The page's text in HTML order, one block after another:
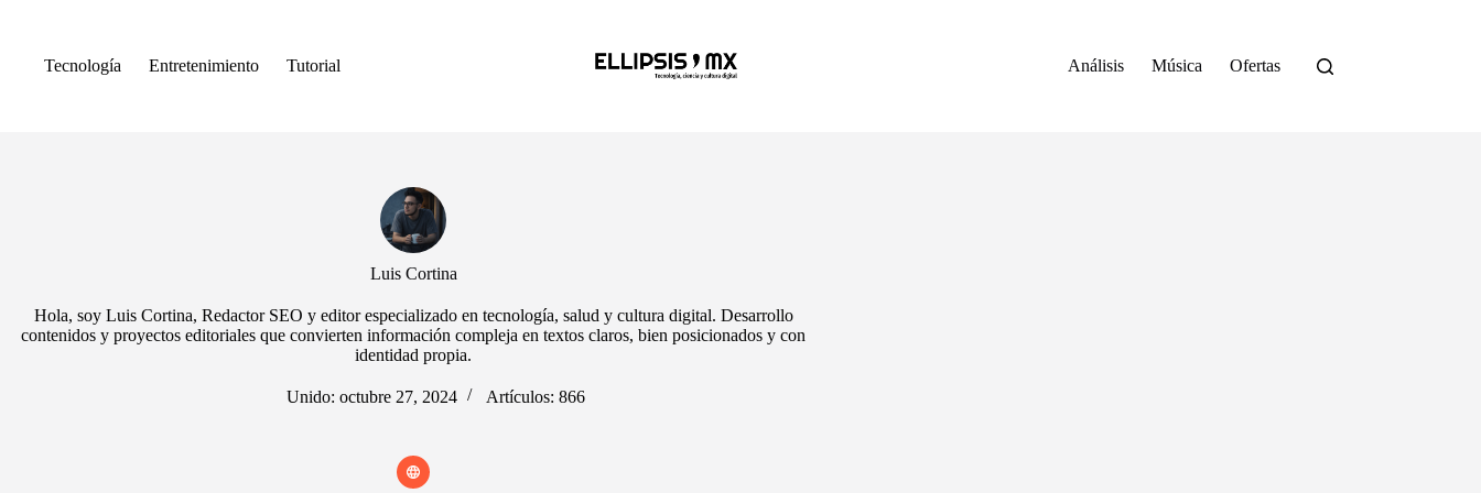
Tecnología
Entretenimiento Tutorial Análisis Música Ofertas
Luis Cortina
Hola, soy Luis Cortina, Redactor SEO y editor especializado en tecnología, salud y cultura digital. Desarrollo
contenidos y proyectos editoriales que convierten información compleja en textos claros, bien posicionados y con
identidad propia.
Unido: octubre 27, 2024 Artículos: 866